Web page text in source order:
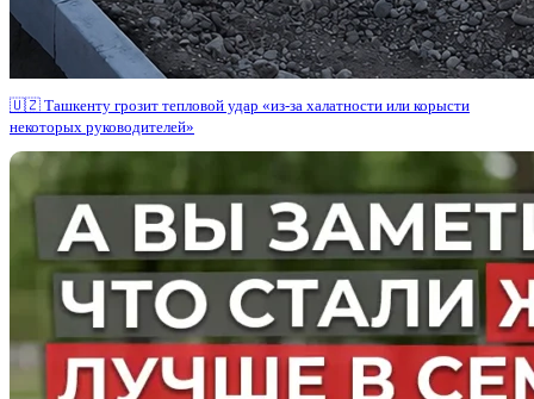
🇺🇿 Ташкенту грозит тепловой удар «из-за халатности или корысти
некоторых руководителей»